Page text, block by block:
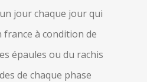
jour chaque jour qui
à condition de
épaules ou du rachis
de chaque phase